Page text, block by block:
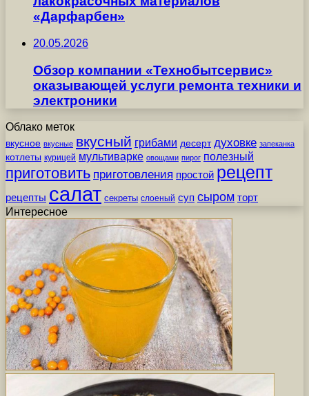
«Дарфарбен»
20.05.2026
Обзор компании «Технобытсервис»
оказывающей услуги ремонта техники и
электроники
Облако меток
вкусное вкусные вкусный грибами десерт духовке запеканка
котлеты курицей мультиварке овощами пирог полезный
приготовить приготовления простой рецепт
рецепты салат секреты слоеный суп сыром торт
Интересное